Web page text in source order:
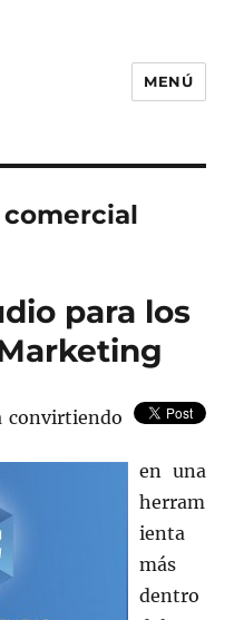
MENÚ
para los
convirtiendo
en una
herram
ienta
más
dentro